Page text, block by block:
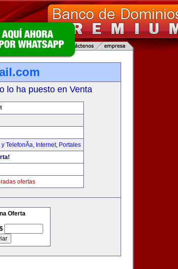
lo ha puesto en Venta
TelefonÃ­a, Internet, Portales
ofertas
Oferta